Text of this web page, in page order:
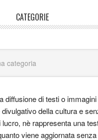
CATEGORIE
diffusione di testi o
della cultura e
nè rappresenta una
viene aggiornata senza